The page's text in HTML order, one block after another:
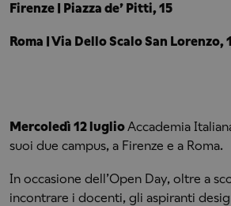
Firenze | Piazza de’ Pitti, 15
Roma | Via Dello Scalo San Lorenzo,
Mercoledì 12 luglioAccademia
suoi due campus, a Firenze e a Roma.
In occasione dell’Open Day, oltre a
incontrare i docenti, gli aspiranti